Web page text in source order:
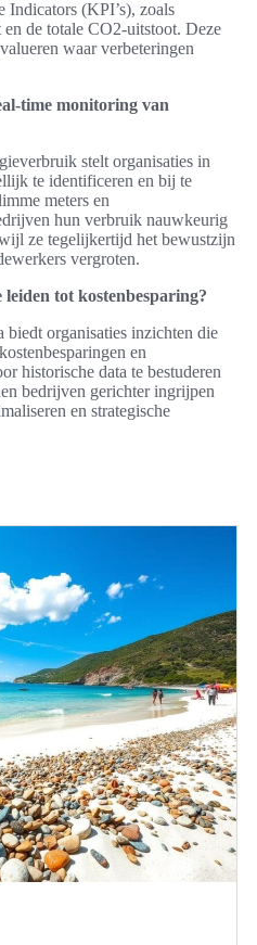
Indicators (KPI’s), zoals
de totale CO2-uitstoot. Deze
waar verbeteringen
time monitoring van
stelt organisaties in
te identificeren en bij te
meters en
hun verbruik nauwkeurig
ze tegelijkertijd het bewustzijn
vergroten.
tot kostenbesparing?
biedt organisaties inzichten die
en
historische data te bestuderen
bedrijven gerichter ingrijpen
en strategische